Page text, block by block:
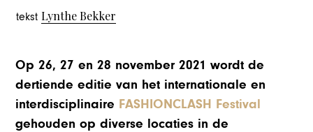
tekstLynthe Bekker
Op 26, 27 en 28 november 2021 wordt de
dertiende editie van het internationale en
interdisciplinaire FASHIONCLASH Festival
gehouden op diverse locaties in de